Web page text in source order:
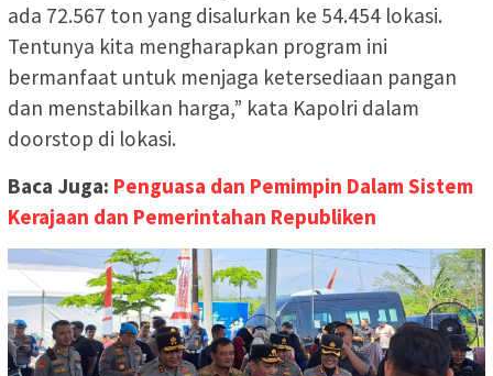
ada 72.567 ton yang disalurkan ke 54.454 lokasi.
Tentunya kita mengharapkan program ini
bermanfaat untuk menjaga ketersediaan pangan
dan menstabilkan harga,” kata Kapolri dalam
doorstop di lokasi.
Baca Juga: Penguasa dan Pemimpin Dalam Sistem
Kerajaan dan Pemerintahan Republiken